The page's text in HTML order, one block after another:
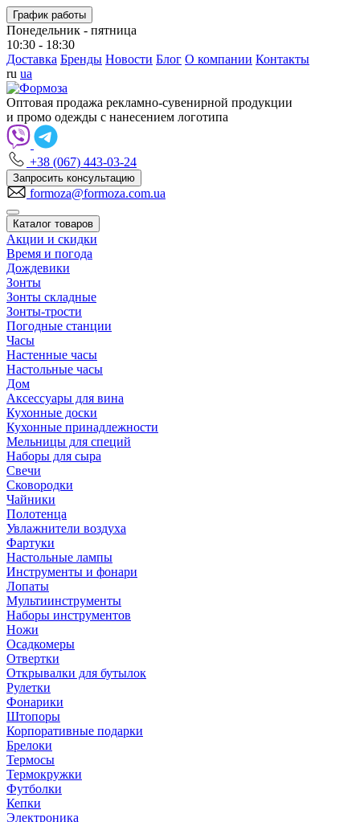
График работы
Понедельник - пятница
10:30 - 18:30
Доставка Бренды Новости Блог О компании Контакты
ru ua
Оптовая продажа рекламно-сувенирной продукции
и промо одежды с нанесением логотипа
+38 (067) 443-03-24
Запросить консультацию
formoza@formoza.com.ua
Каталог товаров
Акции и скидки
Время и погода
Дождевики
Зонты
Зонты складные
Зонты-трости
Погодные станции
Часы
Настенные часы
Настольные часы
Дом
Аксессуары для вина
Кухонные доски
Кухонные принадлежности
Мельницы для специй
Наборы для сыра
Свечи
Сковородки
Чайники
Полотенца
Увлажнители воздуха
Фартуки
Настольные лампы
Инструменты и фонари
Лопаты
Мультиинструменты
Наборы инструментов
Ножи
Осадкомеры
Отвертки
Открывалки для бутылок
Рулетки
Фонарики
Штопоры
Корпоративные подарки
Брелоки
Термосы
Термокружки
Футболки
Кепки
Электроника